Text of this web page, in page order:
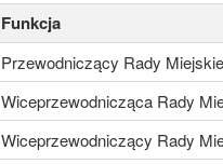
Funkcja
Przewodniczący Rady
Wiceprzewodnicząca Rady
Wiceprzewodniczący Rady